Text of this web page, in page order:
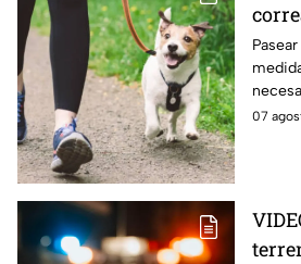
una
en
07